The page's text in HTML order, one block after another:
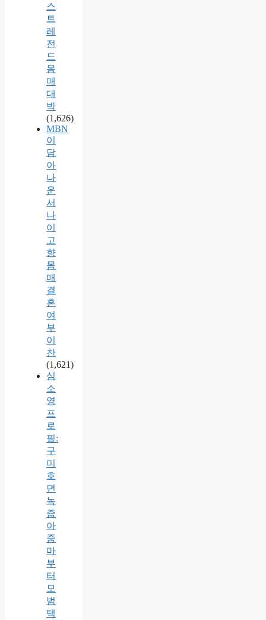
스
트
레
전
드
몸
매
대
박
(1,626)
MBN
이
담
아
나
운
서
나
이
고
향
몸
매
결
혼
여
부
이
찬
(1,621)
심
소
영
프
로
필:
구
미
호
뎐
녹
즙
아
줌
마
부
터
모
범
택